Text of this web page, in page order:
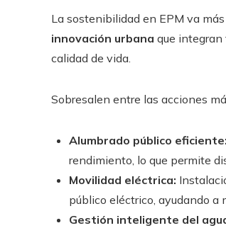
La sostenibilidad en EPM va
innovación urbana que integran
calidad de vida.
Sobresalen entre las acciones
Alumbrado público eficiente:
rendimiento, lo que permite
Movilidad eléctrica:
público eléctrico, ayudando a
Gestión inteligente del